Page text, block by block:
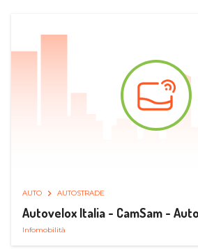
AUTO AUTOSTRADE
Autovelox Italia - CamSam -
Infomobilità